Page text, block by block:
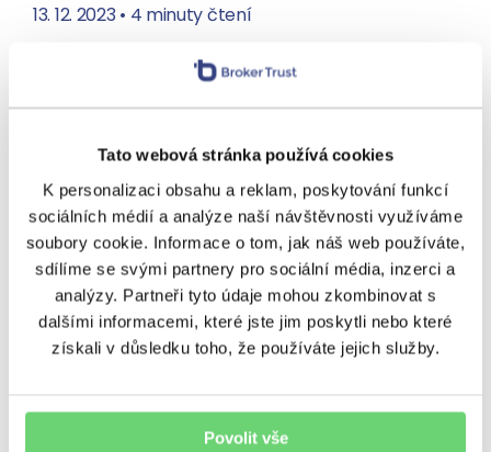
Tato webová stránka používá cookies
K personalizaci obsahu a reklam, poskytování funkcí
sociálních médií a analýze naší návštěvnosti využíváme
soubory cookie. Informace o tom, jak náš web používáte,
sdílíme se svými partnery pro sociální média, inzerci a
analýzy. Partneři tyto údaje mohou zkombinovat s
dalšími informacemi, které jste jim poskytli nebo které
získali v důsledku toho, že používáte jejich služby.
Povolit vše
13. 12. 2023• 4 minuty čtení
PODCASTY ,PORADENSTVÍ,VÝNOSY
BT Penze: Za pět minut práce
můžete s novým nástrojem
klientům přinést hodnotu
zprostředkovala hypoteční úvěry za více jak 13